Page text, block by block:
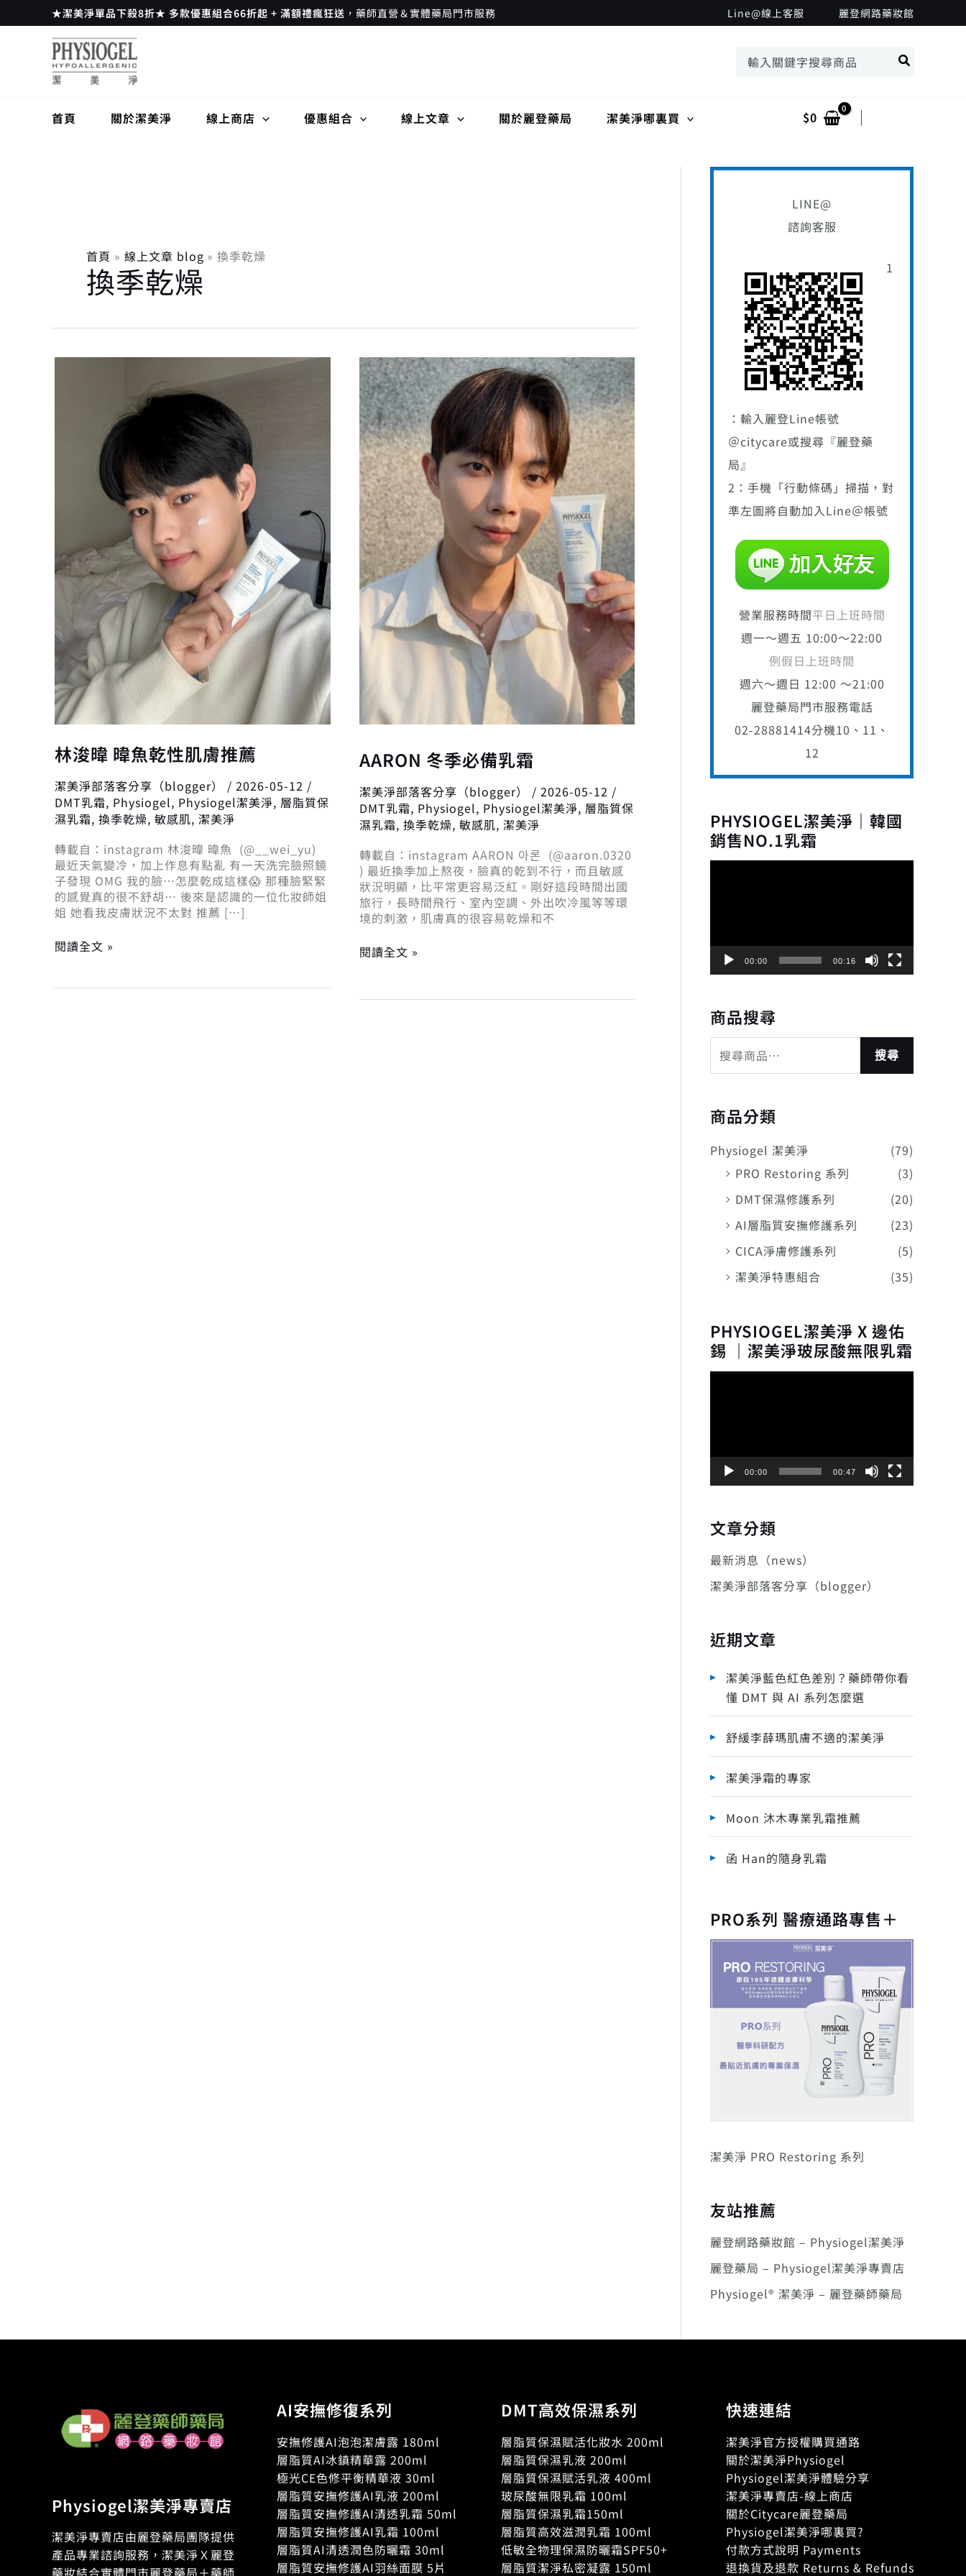
至
★潔美淨單品下殺8折★ 多款優惠組合66折起 + 滿額禮瘋狂送 ，藥師直營＆實體藥局門市服務 Line@線上客服 麗登網路藥妝館
尋：
首頁 關於潔美淨 線上商店 優惠組合 線上文章 關於麗登藥局 潔美淨哪裏買 $0
首頁 線上文章 blog 換季乾燥
換季乾燥
林浚暐 暐魚乾性肌膚推薦
潔美淨部落客分享（blogger） / 2026-05-12 /
DMT乳霜, Physiogel, Physiogel潔美淨, 層脂質保
濕乳霜, 換季乾燥, 敏感肌, 潔美淨
轉載自：instagram 林浚暐 暐魚 (@__wei_yu)
最近天氣變冷，加上作息有點亂 有一天洗完臉照鏡
子發現 OMG 我的臉…怎麼乾成這樣😱 那種臉緊緊
的感覺真的很不舒胡… 後來是認識的一位化妝師姐
姐 她看我皮膚狀況不太對 推薦 […]
閱讀全文 »
AARON 冬季必備乳霜
潔美淨部落客分享（blogger） / 2026-05-12 /
DMT乳霜, Physiogel, Physiogel潔美淨, 層脂質保
濕乳霜, 換季乾燥, 敏感肌, 潔美淨
轉載自：instagram AARON 아론 (@aaron.0320
) 最近換季加上熬夜，臉真的乾到不行，而且敏感
狀況明顯，比平常更容易泛紅。剛好這段時間出國
旅行，長時間飛行、室內空調、外出吹冷風等等環
境的刺激，肌膚真的很容易乾燥和不
AARON
冬
季
必
備
乳
霜
閱讀全文 »
LINE@
諮詢客服
1
：輸入麗登Line帳號
＠citycare或搜尋『麗登藥
局』
2：手機「行動條碼」掃描，對
準左圖將自動加入Line＠帳號
營業服務時間平日上班時間
週一～週五 10:00～22:00
例假日上班時間
週六～週日 12:00 ～21:00
麗登藥局門市服務電話
02-28881414分機10、11、
12
PHYSIOGEL潔美淨｜韓國
銷售NO.1乳霜
00:00 00:16
商品搜尋
搜尋
商品分類
Physiogel 潔美淨
(79)
PRO Restoring 系列
(3)
DMT保濕修護系列
(20)
AI層脂質安撫修護系列
(23)
CICA淨膚修護系列
(5)
潔美淨特惠組合
(35)
PHYSIOGEL潔美淨 X 邊佑
錫 ｜潔美淨玻尿酸無限乳霜
00:00 00:47
文章分類
最新消息（news）
潔美淨部落客分享（blogger）
近期文章
潔美淨藍色紅色差別？藥師帶你看
懂 DMT 與 AI 系列怎麼選
舒緩李薛瑪肌膚不適的潔美淨
潔美淨霜的專家
Moon 沐木專業乳霜推薦
函 Han的隨身乳霜
PRO系列 醫療通路專售＋
潔美淨 PRO Restoring 系列
友站推薦
麗登網路藥妝館 – Physiogel潔美淨
麗登藥局 – Physiogel潔美淨專賣店
Physiogel® 潔美淨 – 麗登藥師藥局
Physiogel潔美淨專賣店
潔美淨專賣店由麗登藥局團隊提供
產品專業諮詢服務，潔美淨Ｘ麗登
藥妝結合實體門市麗登藥局＋藥師
AI安撫修復系列
安撫修護AI泡泡潔膚露 180ml
層脂質AI冰鎮精華露 200ml
極光CE色修平衡精華液 30ml
層脂質安撫修護AI乳液 200ml
層脂質安撫修護AI清透乳霜 50ml
層脂質安撫修護AI乳霜 100ml
層脂質AI清透潤色防曬霜 30ml
層脂質安撫修護AI羽絲面膜 5片
DMT高效保濕系列
層脂質保濕賦活化妝水 200ml
層脂質保濕乳液 200ml
層脂質保濕賦活乳液 400ml
玻尿酸無限乳霜 100ml
層脂質保濕乳霜150ml
層脂質高效滋潤乳霜 100ml
低敏全物理保濕防曬霜SPF50+
層脂質潔淨私密凝露 150ml
快速連結
潔美淨官方授權購買通路
關於潔美淨Physiogel
Physiogel潔美淨體驗分享
潔美淨專賣店-線上商店
關於Citycare麗登藥局
Physiogel潔美淨哪裏買?
付款方式說明 Payments
退換貨及退款 Returns & Refunds